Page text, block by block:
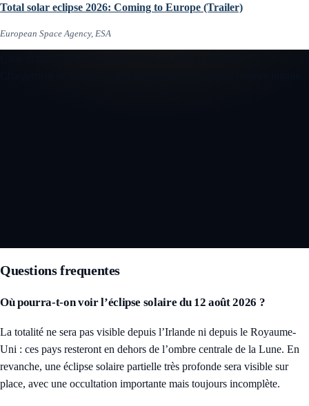
Total solar eclipse 2026: Coming to Europe (Trailer)
European Space Agency, ESA
Questions frequentes
Où pourra-t-on voir l’éclipse solaire du 12 août 2026 ?
La totalité ne sera pas visible depuis l’Irlande ni depuis le Royaume-
Uni : ces pays resteront en dehors de l’ombre centrale de la Lune. En
revanche, une éclipse solaire partielle très profonde sera visible sur
place, avec une occultation importante mais toujours incomplète.